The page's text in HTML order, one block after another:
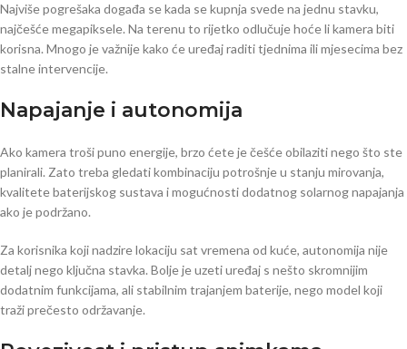
Najviše pogrešaka događa se kada se kupnja svede na jednu stavku,
najčešće megapiksele. Na terenu to rijetko odlučuje hoće li kamera biti
korisna. Mnogo je važnije kako će uređaj raditi tjednima ili mjesecima bez
stalne intervencije.
Napajanje i autonomija
Ako kamera troši puno energije, brzo ćete je češće obilaziti nego što ste
planirali. Zato treba gledati kombinaciju potrošnje u stanju mirovanja,
kvalitete baterijskog sustava i mogućnosti dodatnog solarnog napajanja
ako je podržano.
Za korisnika koji nadzire lokaciju sat vremena od kuće, autonomija nije
detalj nego ključna stavka. Bolje je uzeti uređaj s nešto skromnijim
dodatnim funkcijama, ali stabilnim trajanjem baterije, nego model koji
traži prečesto održavanje.